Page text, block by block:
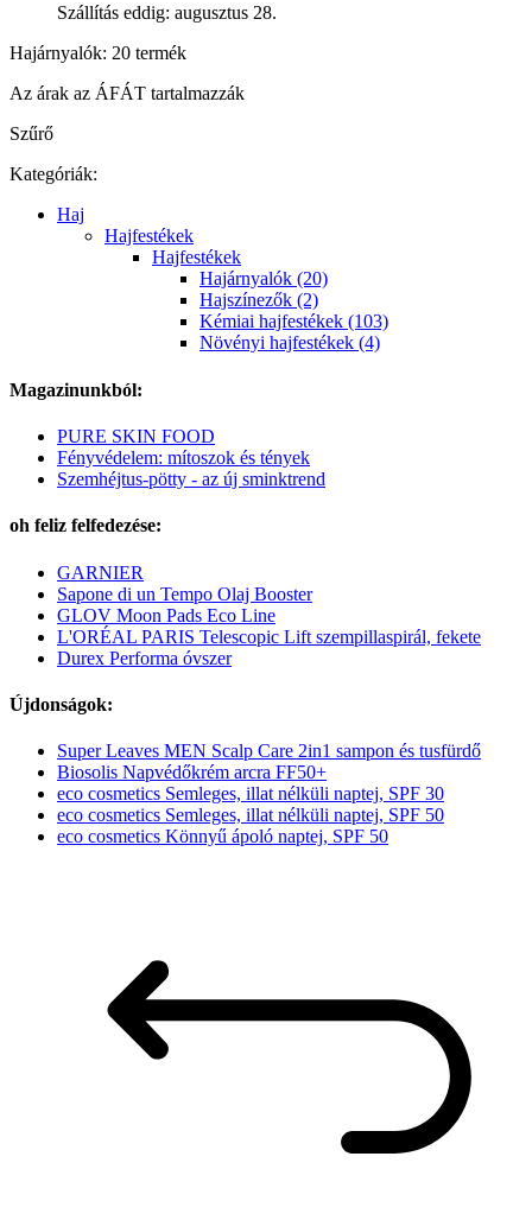
Szállítás eddig: augusztus 28.
Hajárnyalók: 20 termék
Az árak az ÁFÁT tartalmazzák
Szűrő
Kategóriák:
Haj
Hajfestékek
Hajfestékek
Hajárnyalók (20)
Hajszínezők (2)
Kémiai hajfestékek (103)
Növényi hajfestékek (4)
Magazinunkból:
PURE SKIN FOOD
Fényvédelem: mítoszok és tények
Szemhéjtus-pötty - az új sminktrend
oh feliz felfedezése:
GARNIER
Sapone di un Tempo Olaj Booster
GLOV Moon Pads Eco Line
L'ORÉAL PARIS Telescopic Lift szempillaspirál, fekete
Durex Performa óvszer
Újdonságok:
Super Leaves MEN Scalp Care 2in1 sampon és tusfürdő
Biosolis Napvédőkrém arcra FF50+
eco cosmetics Semleges, illat nélküli naptej, SPF 30
eco cosmetics Semleges, illat nélküli naptej, SPF 50
eco cosmetics Könnyű ápoló naptej, SPF 50